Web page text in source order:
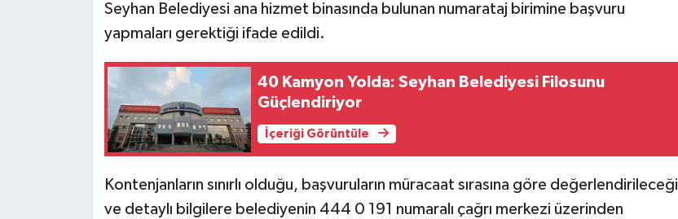
Seyhan Belediyesi ana hizmet binasında bulunan numarataj birimine başvuru
yapmaları gerektiği ifade edildi.
40 Kamyon Yolda: Seyhan Belediyesi Filosunu
Güçlendiriyor
İçeriği Görüntüle
Kontenjanların sınırlı olduğu, başvuruların müracaat sırasına göre değerlendirileceği
ve detaylı bilgilere belediyenin 444 0 191 numaralı çağrı merkezi üzerinden